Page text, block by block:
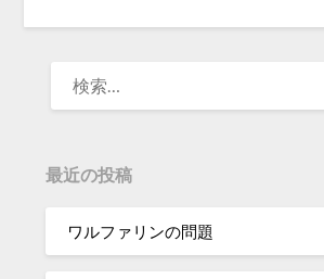
最近の投稿
ワルファリンの問題